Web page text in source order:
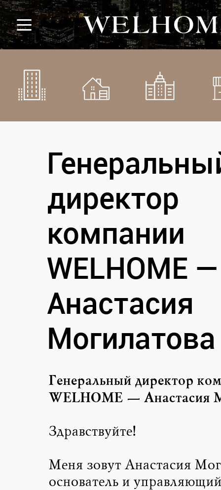
директор
компании
WELHOME —
Анастасия
Могилатова
Генеральный директор
WELHOME — Анастасия
Здравствуйте!
Меня зовут Анастасия
основатель и управляющий